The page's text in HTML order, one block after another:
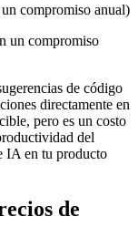
compromiso anual)
un compromiso
de código
directamente en
pero es un costo
del
IA en tu producto
de